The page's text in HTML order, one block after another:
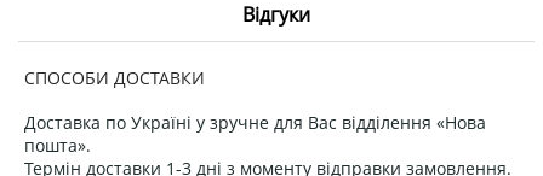
Відгуки
СПОСОБИ ДОСТАВКИ
Доставка по Україні у зручне для Вас відділення «Нова
пошта».
Термін доставки 1-3 дні з моменту відправки замовлення.